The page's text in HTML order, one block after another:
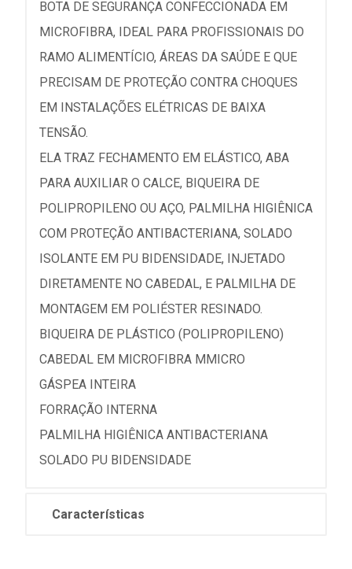
BOTA DE SEGURANÇA CONFECCIONADA EM
MICROFIBRA, IDEAL PARA PROFISSIONAIS DO
RAMO ALIMENTÍCIO, ÁREAS DA SAÚDE E QUE
PRECISAM DE PROTEÇÃO CONTRA CHOQUES
EM INSTALAÇÕES ELÉTRICAS DE BAIXA
TENSÃO.
ELA TRAZ FECHAMENTO EM ELÁSTICO, ABA
PARA AUXILIAR O CALCE, BIQUEIRA DE
POLIPROPILENO OU AÇO, PALMILHA HIGIÊNICA
COM PROTEÇÃO ANTIBACTERIANA, SOLADO
ISOLANTE EM PU BIDENSIDADE, INJETADO
DIRETAMENTE NO CABEDAL, E PALMILHA DE
MONTAGEM EM POLIÉSTER RESINADO.
BIQUEIRA DE PLÁSTICO (POLIPROPILENO)
CABEDAL EM MICROFIBRA MMICRO
GÁSPEA INTEIRA
FORRAÇÃO INTERNA
PALMILHA HIGIÊNICA ANTIBACTERIANA
SOLADO PU BIDENSIDADE
Características